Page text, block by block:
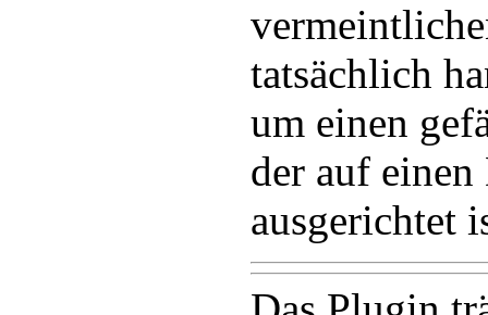
tatsächlich
um einen
der auf
ausgerichtet